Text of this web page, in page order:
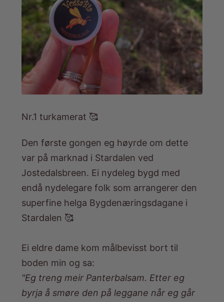
Nr.1 turkamerat 🥰
Den første gongen eg høyrde om dette
var på marknad i Stardalen ved
Jostedalsbreen. Ei nydeleg bygd med
endå nydelegare folk som arrangerer den
superfine helga Bygdenæringsdagane i
Stardalen 🥰
Ei eldre dame kom målbevisst bort til
boden min og sa:
"Eg treng meir Panterbalsam. Etter eg
byrja å smøre den på leggane når eg går